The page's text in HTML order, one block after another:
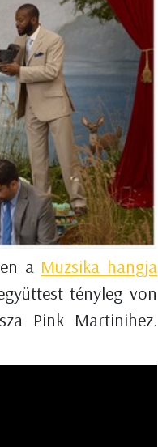
a Muzsika hangja
tényleg von
Pink Martinihez.